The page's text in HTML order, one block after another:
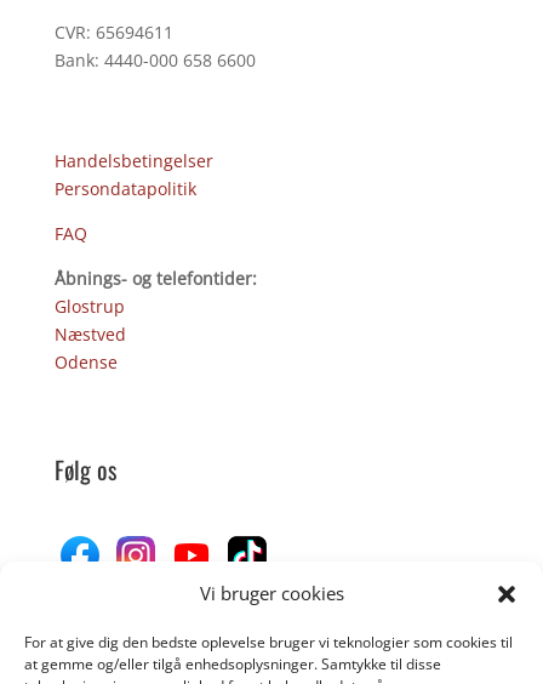
Vi bruger cookies
For at give dig den bedste oplevelse bruger vi teknologier som cookies til
at gemme og/eller tilgå enhedsoplysninger. Samtykke til disse
CVR: 65694611
Bank: 4440-000 658 6600
Handelsbetingelser
Persondatapolitik
FAQ
Åbnings- og telefontider:
Glostrup
Næstved
Odense
Følg os
Donér til Inges Kattehjem